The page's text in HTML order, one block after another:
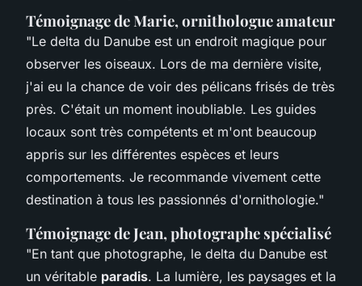
Témoignage de Marie, ornithologue amateur
"Le delta du Danube est un endroit magique pour
observer les oiseaux. Lors de ma dernière visite,
j'ai eu la chance de voir des pélicans frisés de très
près. C'était un moment inoubliable. Les guides
locaux sont très compétents et m'ont beaucoup
appris sur les différentes espèces et leurs
comportements. Je recommande vivement cette
destination à tous les passionnés d'ornithologie."
Témoignage de Jean, photographe spécialisé
"En tant que photographe, le delta du Danube est
un véritable paradis. La lumière, les paysages et la